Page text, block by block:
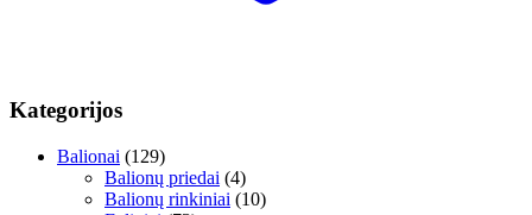
Kategorijos
Balionai (129)
Balionų priedai (4)
Balionų rinkiniai (10)